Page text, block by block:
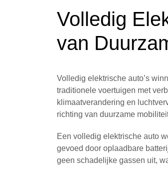
Volledig
van
Volledig elektrische auto’s
traditionele voertuigen met
klimaatverandering en
richting van duurzame
Een volledig elektrische auto
gevoed door oplaadbare
geen schadelijke gassen uit,